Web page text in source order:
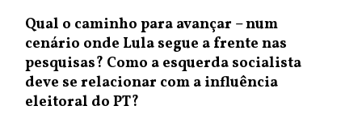
Qual o caminho para avançar – num
cenário onde Lula segue a frente nas
pesquisas? Como a esquerda socialista
deve se relacionar com a influência
eleitoral do PT?